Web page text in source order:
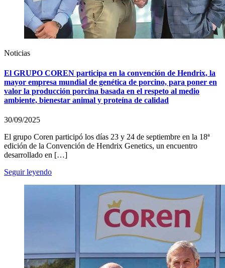
Noticias
El GRUPO COREN participa en la convención de Hendrix, la
mayor empresa mundial de genética de porcino, para poner en
valor la producción porcina basada en el respeto al medio
ambiente, bienestar animal y proteína de calidad
30/09/2025
El grupo Coren participó los días 23 y 24 de septiembre en la 18ª
edición de la Convención de Hendrix Genetics, un encuentro
desarrollado en […]
Seguir leyendo